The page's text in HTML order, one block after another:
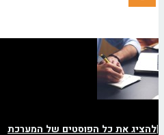
|להציג את כל הפוסטים של המערכת